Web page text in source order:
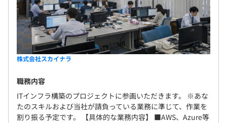
株式会社スカイナラ
職務内容
ITインフラ構築のプロジェクトに参画いただきます。 ※あな
たのスキルおよび当社が請負っている業務に準じて、作業を
割り振る予定です。 【具体的な業務内容】 ■AWS、Azure等